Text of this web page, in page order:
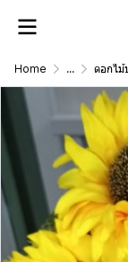
Home ... ดอกไม้ประดิษฐ์ดอกไม้ปลอม